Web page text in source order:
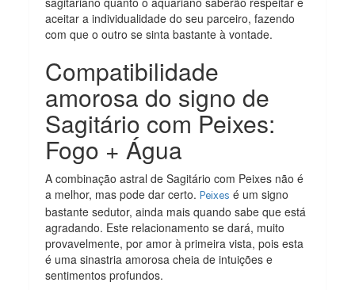
aceitar a individualidade do seu parceiro, fazendo
com que o outro se sinta bastante à vontade.
Compatibilidade
amorosa do signo de
Sagitário com Peixes:
Fogo + Água
A combinação astral de Sagitário com Peixes não é
a melhor, mas pode dar certo.Peixes é um signo
bastante sedutor, ainda mais quando sabe que está
agradando. Este relacionamento se dará, muito
provavelmente, por amor à primeira vista, pois esta
é uma sinastria amorosa cheia de intuições e
sentimentos profundos.